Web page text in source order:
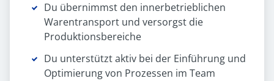
Du übernimmst den innerbetrieblichen
Warentransport und versorgst die
Produktionsbereiche
Du unterstützt aktiv bei der Einführung und
Optimierung von Prozessen im Team